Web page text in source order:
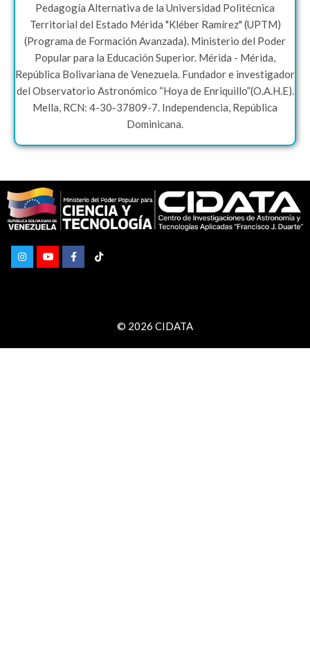
Pedagogía Alternativa de la Universidad Politécnica
Territorial del Estado Mérida "Kléber Ramírez" (UPTM)
(Programa de Formación Avanzada). Ministerio del Poder
Popular para la Educación Superior. Mérida - Mérida,
República Bolivariana de Venezuela. Fundador e investigador
del Observatorio Astronómico “Hoya de Enriquillo”(O.A.H.E).
Mella, RCN: 4-30-37809-7. Independencia, República
Dominicana.
© 2026 CIDATA